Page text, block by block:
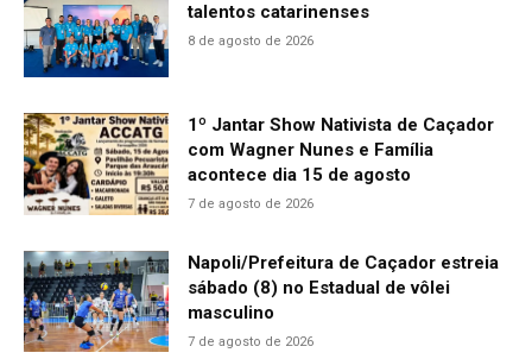
talentos catarinenses
8 de agosto de 2026
1º Jantar Show Nativista de Caçador
com Wagner Nunes e Família
acontece dia 15 de agosto
7 de agosto de 2026
Napoli/Prefeitura de Caçador estreia
sábado (8) no Estadual de vôlei
masculino
7 de agosto de 2026